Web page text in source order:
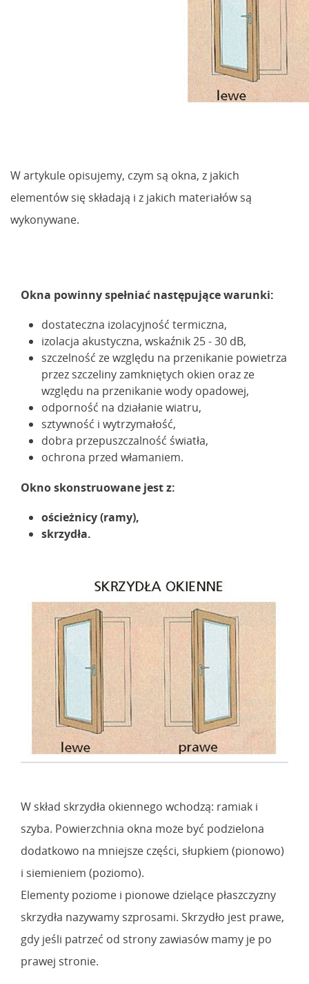
W artykule opisujemy, czym są okna, z jakich
elementów się składają i z jakich materiałów są
wykonywane.
Okna powinny spełniać następujące warunki:
dostateczna izolacyjność termiczna,
izolacja akustyczna, wskaźnik 25 - 30 dB,
szczelność ze względu na przenikanie powietrza
przez szczeliny zamkniętych okien oraz ze
względu na przenikanie wody opadowej,
odporność na działanie wiatru,
sztywność i wytrzymałość,
dobra przepuszczalność światła,
ochrona przed włamaniem.
Okno skonstruowane jest z:
ościeżnicy (ramy),
skrzydła.
W skład skrzydła okiennego wchodzą: ramiak i
szyba. Powierzchnia okna może być podzielona
dodatkowo na mniejsze części, słupkiem (pionowo)
i siemieniem (poziomo).
Elementy poziome i pionowe dzielące płaszczyzny
skrzydła nazywamy szprosami. Skrzydło jest prawe,
gdy jeśli patrzeć od strony zawiasów mamy je po
prawej stronie.